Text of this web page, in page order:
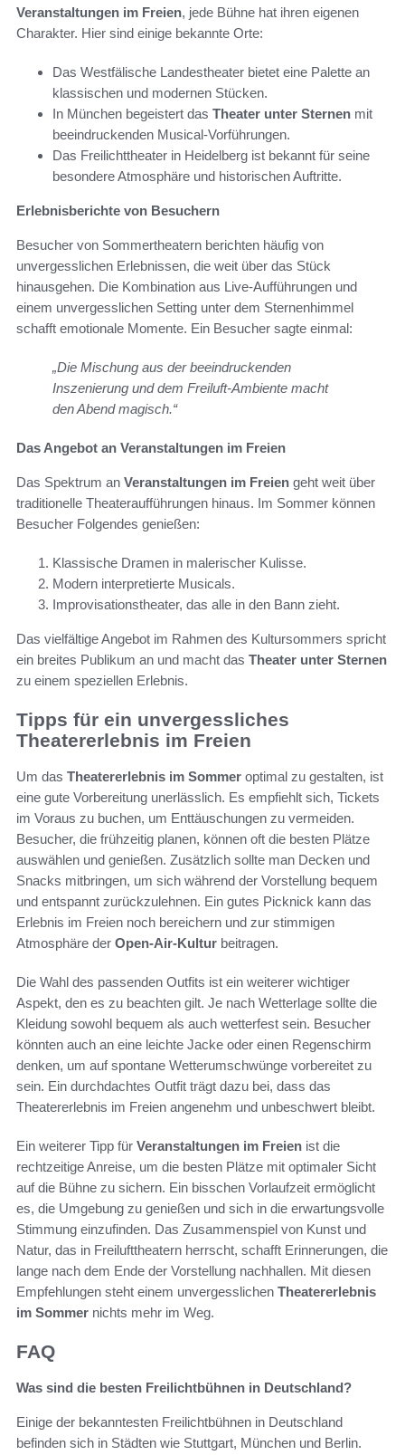
Veranstaltungen im Freien, jede Bühne hat ihren eigenen
Charakter. Hier sind einige bekannte Orte:
Das Westfälische Landestheater bietet eine Palette an
klassischen und modernen Stücken.
In München begeistert das Theater unter Sternen mit
beeindruckenden Musical-Vorführungen.
Das Freilichttheater in Heidelberg ist bekannt für seine
besondere Atmosphäre und historischen Auftritte.
Erlebnisberichte von Besuchern
Besucher von Sommertheatern berichten häufig von
unvergesslichen Erlebnissen, die weit über das Stück
hinausgehen. Die Kombination aus Live-Aufführungen und
einem unvergesslichen Setting unter dem Sternenhimmel
schafft emotionale Momente. Ein Besucher sagte einmal:
„Die Mischung aus der beeindruckenden
Inszenierung und dem Freiluft-Ambiente macht
den Abend magisch.“
Das Angebot an Veranstaltungen im Freien
Das Spektrum an Veranstaltungen im Freien geht weit über
traditionelle Theateraufführungen hinaus. Im Sommer können
Besucher Folgendes genießen:
Klassische Dramen in malerischer Kulisse.
Modern interpretierte Musicals.
Improvisationstheater, das alle in den Bann zieht.
Das vielfältige Angebot im Rahmen des Kultursommers spricht
ein breites Publikum an und macht das Theater unter Sternen
zu einem speziellen Erlebnis.
Tipps für ein unvergessliches
Theatererlebnis im Freien
Um das Theatererlebnis im Sommer optimal zu gestalten, ist
eine gute Vorbereitung unerlässlich. Es empfiehlt sich, Tickets
im Voraus zu buchen, um Enttäuschungen zu vermeiden.
Besucher, die frühzeitig planen, können oft die besten Plätze
auswählen und genießen. Zusätzlich sollte man Decken und
Snacks mitbringen, um sich während der Vorstellung bequem
und entspannt zurückzulehnen. Ein gutes Picknick kann das
Erlebnis im Freien noch bereichern und zur stimmigen
Atmosphäre der Open-Air-Kultur beitragen.
Die Wahl des passenden Outfits ist ein weiterer wichtiger
Aspekt, den es zu beachten gilt. Je nach Wetterlage sollte die
Kleidung sowohl bequem als auch wetterfest sein. Besucher
könnten auch an eine leichte Jacke oder einen Regenschirm
denken, um auf spontane Wetterumschwünge vorbereitet zu
sein. Ein durchdachtes Outfit trägt dazu bei, dass das
Theatererlebnis im Freien angenehm und unbeschwert bleibt.
Ein weiterer Tipp für Veranstaltungen im Freien ist die
rechtzeitige Anreise, um die besten Plätze mit optimaler Sicht
auf die Bühne zu sichern. Ein bisschen Vorlaufzeit ermöglicht
es, die Umgebung zu genießen und sich in die erwartungsvolle
Stimmung einzufinden. Das Zusammenspiel von Kunst und
Natur, das in Freilufttheatern herrscht, schafft Erinnerungen, die
lange nach dem Ende der Vorstellung nachhallen. Mit diesen
Empfehlungen steht einem unvergesslichen Theatererlebnis
im Sommer nichts mehr im Weg.
FAQ
Was sind die besten Freilichtbühnen in Deutschland?
Einige der bekanntesten Freilichtbühnen in Deutschland
befinden sich in Städten wie Stuttgart, München und Berlin.